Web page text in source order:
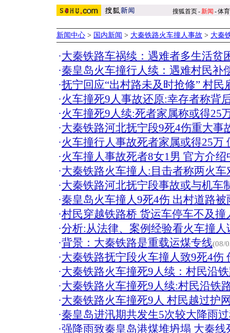
搜狐首页-新闻 -体育
新闻中心 > 国内新闻 > 大秦铁路火车撞人事故 > 大秦
·大秦铁路车祸续：遇难者多生活贫
·秦皇岛火车撞行人续：遇难村民补
·抚宁回应“出村路未及时抢修” 村民
·火车撞死9人事故还原:幸存者称背
·火车撞死9人续:死者家属称或得25
·大秦铁路河北抚宁段9死4伤重大事
·火车撞行人事故死者家属或得25万
·火车撞人事故死者8女1男 官方介
·大秦铁路火车撞人:目击者称两火车
·大秦铁路河北抚宁段事故或与机车
·秦皇岛火车撞人9死4伤 出村道路
·村民穿越铁路桥 货运车停车不及撞
·分析:从法律、案例经验看火车撞人
·背景：大秦铁路是重载运煤专线(08/
·大秦铁路抚宁段火车撞人致9死4伤
·大秦铁路火车撞死9人续：村民沿
·大秦铁路火车撞死9人续:村民沿铁
·大秦铁路火车撞死9人 村民越过护
·秦皇岛进汛期共发生5次较大降雨
·强降雨致秦皇岛港煤堆坍塌 大秦线